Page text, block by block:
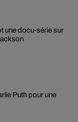
une docu-série sur
Puth pour une